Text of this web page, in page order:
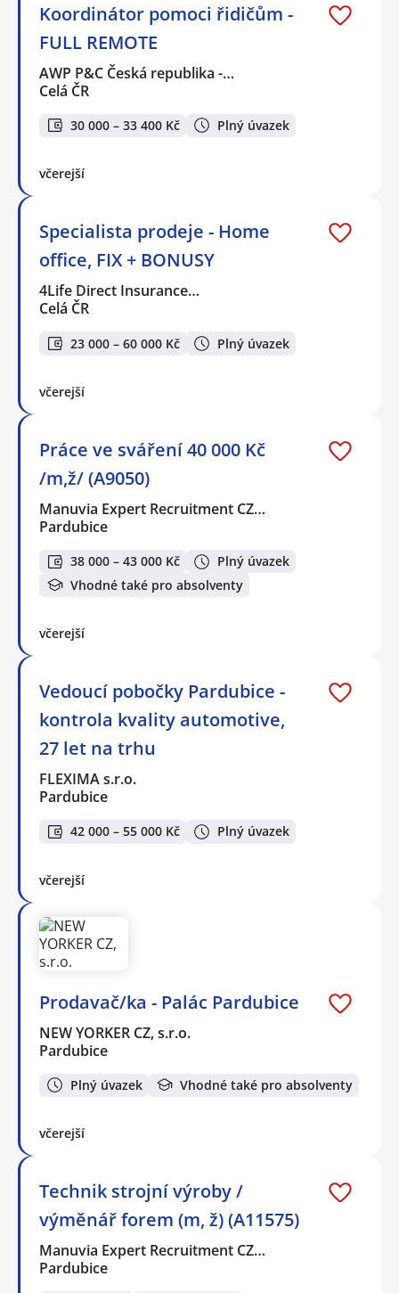
Koordinátor pomoci řidičům -
FULL REMOTE
AWP P&C Česká republika -…
Celá ČR
30 000 – 33 400 Kč Plný úvazek
včerejší
Specialista prodeje - Home
office, FIX + BONUSY
4Life Direct Insurance…
Celá ČR
23 000 – 60 000 Kč Plný úvazek
včerejší
Práce ve sváření 40 000 Kč
/m,ž/ (A9050)
Manuvia Expert Recruitment CZ…
Pardubice
38 000 – 43 000 Kč
Plný úvazek
Vhodné také pro absolventy
včerejší
Vedoucí pobočky Pardubice -
kontrola kvality automotive,
27 let na trhu
FLEXIMA s.r.o.
Pardubice
42 000 – 55 000 Kč Plný úvazek
včerejší
Prodavač/ka - Palác Pardubice
NEW YORKER CZ, s.r.o.
Pardubice
Plný úvazek Vhodné také pro absolventy
včerejší
Technik strojní výroby /
výměnář forem (m, ž) (A11575)
Manuvia Expert Recruitment CZ…
Pardubice